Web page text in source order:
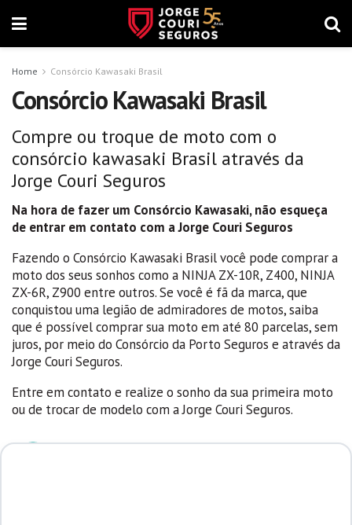
Home Consórcio Kawasaki Brasil
Consórcio Kawasaki Brasil
Compre ou troque de moto com o
consórcio kawasaki Brasil através da
Jorge Couri Seguros
Na hora de fazer um Consórcio Kawasaki, não esqueça
de entrar em contato com a Jorge Couri Seguros
Fazendo o Consórcio Kawasaki Brasil você pode comprar a
moto dos seus sonhos como a NINJA ZX-10R, Z400, NINJA
ZX-6R, Z900 entre outros. Se você é fã da marca, que
conquistou uma legião de admiradores de motos, saiba
que é possível comprar sua moto em até 80 parcelas, sem
juros, por meio do Consórcio da Porto Seguros e através da
Jorge Couri Seguros.
Entre em contato e realize o sonho da sua primeira moto
ou de trocar de modelo com a Jorge Couri Seguros.